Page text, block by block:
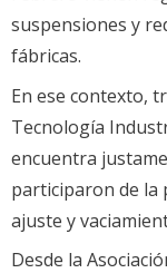
suspensiones y
fábricas.
En ese contexto,
Tecnología
encuentra
participaron de la
ajuste y
Desde la